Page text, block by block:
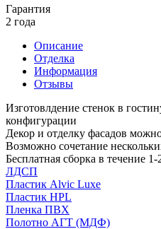
Гарантия
2 года
Описание
Отделка
Информация
Отзывы
Изготовлдение стенок в
конфигурации
Декор и отделку фасадов
Возможно сочетание
Бесплатная сборка в течение
ЛДСП
Пластик Alvic Luxe
Пластик HPL
Пленка ПВХ
Полотно АГТ (МДФ)